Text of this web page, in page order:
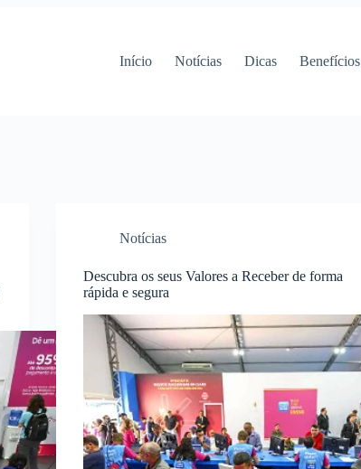
Início Notícias Dicas Benefícios
Notícias
Descubra os seus Valores a Receber de forma
rápida e segura